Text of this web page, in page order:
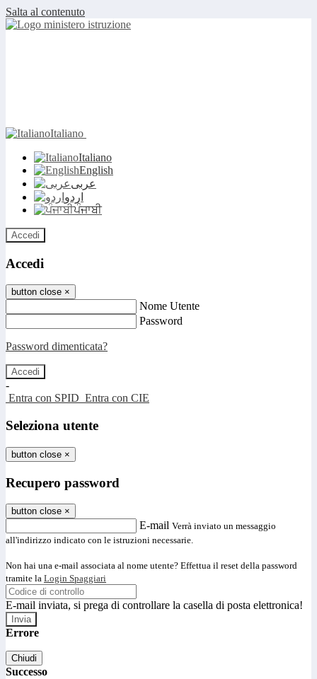
Salta al contenuto
Italiano
Italiano
English
عربى
اردو
ਪੰਜਾਬੀ
Accedi
Accedi
button close ×
Nome Utente
Password
Password dimenticata?
-
Entra con SPID Entra con CIE
Seleziona utente
button close ×
Recupero password
button close ×
E-mail Verrà inviato un messaggio
all'indirizzo indicato con le istruzioni necessarie.
Non hai una e-mail associata al nome utente? Effettua il reset della password
tramite la Login Spaggiari
E-mail inviata, si prega di controllare la casella di posta elettronica!
Errore
Chiudi
Successo